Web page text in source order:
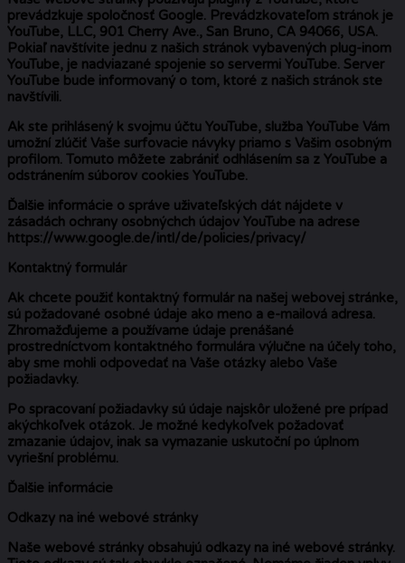
prevádzkuje spoločnosť Google. Prevádzkovateľom stránok je
YouTube, LLC, 901 Cherry Ave., San Bruno, CA 94066, USA.
Pokiaľ navštívite jednu z našich stránok vybavených plug-inom
YouTube, je nadviazané spojenie so servermi YouTube. Server
YouTube bude informovaný o tom, ktoré z našich stránok ste
navštívili.
Ak ste prihlásený k svojmu účtu YouTube, služba YouTube Vám
umožní zlúčiť Vaše surfovacie návyky priamo s Vašim osobným
profilom. Tomuto môžete zabrániť odhlásením sa z YouTube a
odstránením súborov cookies YouTube.
Ďalšie informácie o správe uživateľských dát nájdete v
zásadách ochrany osobnýchch údajov YouTube na adrese
https://www.google.de/intl/de/policies/privacy/
Kontaktný formulár
Ak chcete použiť kontaktný formulár na našej webovej stránke,
sú požadované osobné údaje ako meno a e-mailová adresa.
Zhromažďujeme a používame údaje prenášané
prostredníctvom kontaktného formulára výlučne na účely toho,
aby sme mohli odpovedať na Vaše otázky alebo Vaše
požiadavky.
Po spracovaní požiadavky sú údaje najskôr uložené pre prípad
akýchkoľvek otázok. Je možné kedykoľvek požadovať
zmazanie údajov, inak sa vymazanie uskutoční po úplnom
vyriešní problému.
Ďalšie informácie
Odkazy na iné webové stránky
Naše webové stránky obsahujú odkazy na iné webové stránky.